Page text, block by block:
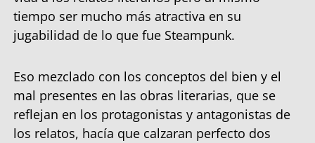
tiempo ser mucho más atractiva en su
jugabilidad de lo que fue Steampunk.
Eso mezclado con los conceptos del bien y el
mal presentes en las obras literarias, que se
reflejan en los protagonistas y antagonistas de
los relatos, hacía que calzaran perfecto dos